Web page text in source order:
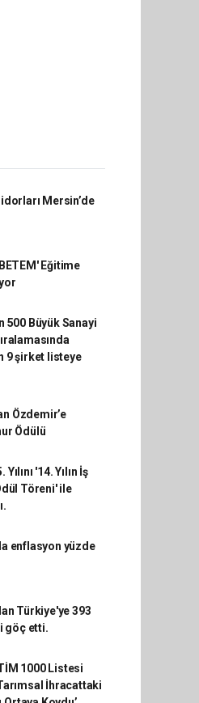
Mersin’de
Eğitime
500 Büyük Sanayi
9 şirket listeye
Özdemir’e
Ödülü
Yılını '14. Yılın İş
Töreni' ile
enflasyon yüzde
Türkiye'ye 393
göç etti.
1000 Listesi
İhracattaki